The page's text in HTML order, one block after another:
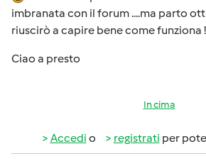
imbranata con il forum ....ma parto
riuscirò a capire bene come funziona !
Ciao a presto
In cima
Accedi o registrati per